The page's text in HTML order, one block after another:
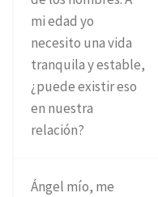
mi edad yo
necesito una vida
tranquila y estable,
¿puede existir eso
en nuestra
relación?
Ángel mío, me